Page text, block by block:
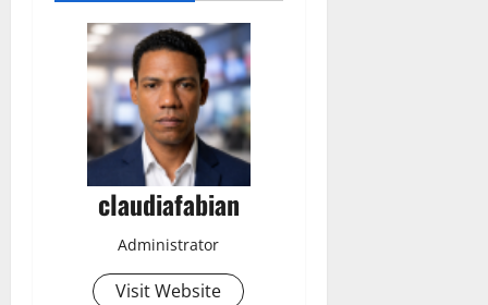
claudiafabian
Administrator
Visit Website